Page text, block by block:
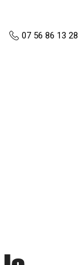
07 56 86 13 28